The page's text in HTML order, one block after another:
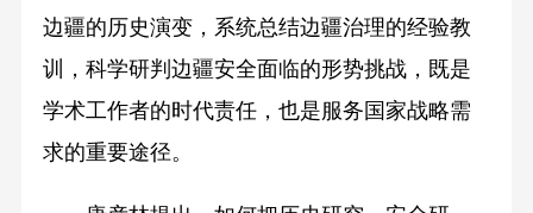
边疆的历史演变，系统总结边疆治理的经验教
训，科学研判边疆安全面临的形势挑战，既是
学术工作者的时代责任，也是服务国家战略需
求的重要途径。